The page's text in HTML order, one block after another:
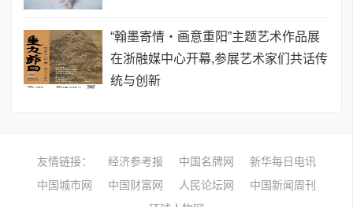
“翰墨寄情・画意重阳”主题艺术作品展
在浙融媒中心开幕,参展艺术家们共话传
统与创新
友情链接： 经济参考报 中国名牌网
新华每日电讯
中国城市网
中国财富网 人民论坛网
中国新闻周刊